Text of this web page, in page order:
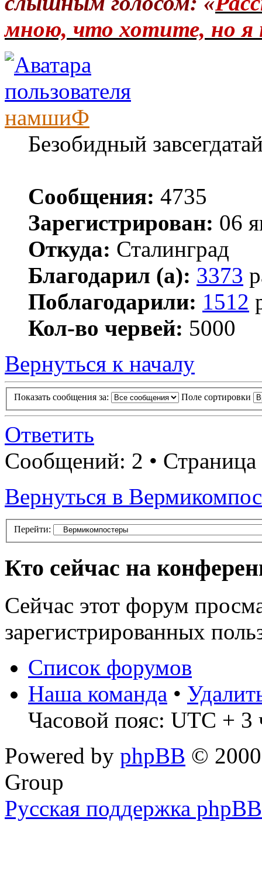
мною, что хотите, но я
намшиФ
Безобидный
Сообщения: 4735
Зарегистрирован: 06
Откуда: Сталинград
Благодарил (а): 3373
Поблагодарили: 1512
Кол-во червей: 5000
Вернуться к началу
Показать сообщения за: Поле сортировки
Ответить
Сообщений: 2 • Страница
Вернуться в
Перейти:
Кто сейчас на
Сейчас этот форум
зарегистрированных
Список форумов
Наша команда •
Часовой пояс: UTC + 3
Powered by phpBB ©
Group
Русская поддержка phpBB